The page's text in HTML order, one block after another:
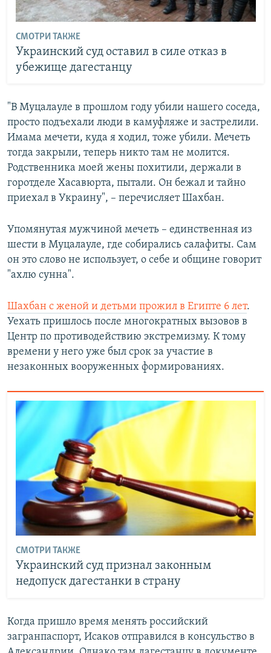
СМОТРИ ТАКЖЕ
Украинский суд оставил в силе отказ в
убежище дагестанцу
"В Муцалауле в прошлом году убили нашего соседа,
просто подъехали люди в камуфляже и застрелили.
Имама мечети, куда я ходил, тоже убили. Мечеть
тогда закрыли, теперь никто там не молится.
Родственника моей жены похитили, держали в
горотделе Хасавюрта, пытали. Он бежал и тайно
приехал в Украину", – перечисляет Шахбан.
Упомянутая мужчиной мечеть – единственная из
шести в Муцалауле, где собирались салафиты. Сам
он это слово не использует, о себе и общине говорит
"ахлю сунна".
Шахбан с женой и детьми прожил в Египте 6 лет.
Уехать пришлось после многократных вызовов в
Центр по противодействию экстремизму. К тому
времени у него уже был срок за участие в
незаконных вооруженных формированиях.
СМОТРИ ТАКЖЕ
Украинский суд признал законным
недопуск дагестанки в страну
Когда пришло время менять российский
загранпаспорт, Исаков отправился в консульство в